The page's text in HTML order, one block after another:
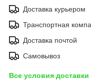
Доставка курьером
Транспортная
Доставка почтой
Самовывоз
Все условия доставки